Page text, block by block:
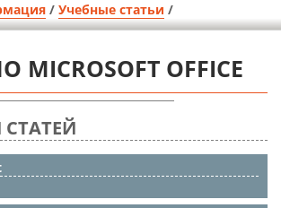
/ Учебные статьи /
MICROSOFT OFFICE